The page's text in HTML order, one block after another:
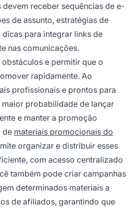
devem receber sequências de e-
de assunto, estratégias de
para integrar links de
nas comunicações.
e permitir que o
rapidamente. Ao
profissionais e prontos para
probabilidade de lançar
e manter a promoção
de materiais promocionais do
organizar e distribuir esses
com acesso centralizado
também pode criar campanhas
determinados materiais a
de afiliados, garantindo que